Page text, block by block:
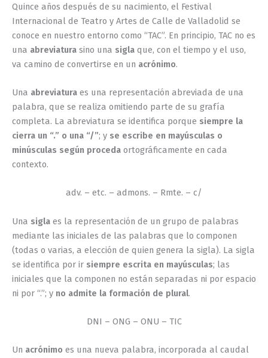
Quince años después de su nacimiento, el Festival
Internacional de Teatro y Artes de Calle de Valladolid se
conoce en nuestro entorno como “TAC”. En principio, TAC no es
una abreviatura sino una sigla que, con el tiempo y el uso,
va camino de convertirse en un acrónimo.
Una abreviatura es una representación abreviada de una
palabra, que se realiza omitiendo parte de su grafía
completa. La abreviatura se identifica porque siempre la
cierra un “.” o una “/”; y se escribe en mayúsculas o
minúsculas según proceda ortográficamente en cada
contexto.
adv. – etc. – admons. – Rmte. – c/
Una sigla es la representación de un grupo de palabras
mediante las iniciales de las palabras que lo componen
(todas o varias, a elección de quien genera la sigla). La sigla
se identifica por ir siempre escrita en mayúsculas; las
iniciales que la componen no están separadas ni por espacio
ni por “.”; y no admite la formación de plural.
DNI – ONG – ONU – TIC
Un acrónimo es una nueva palabra, incorporada al caudal